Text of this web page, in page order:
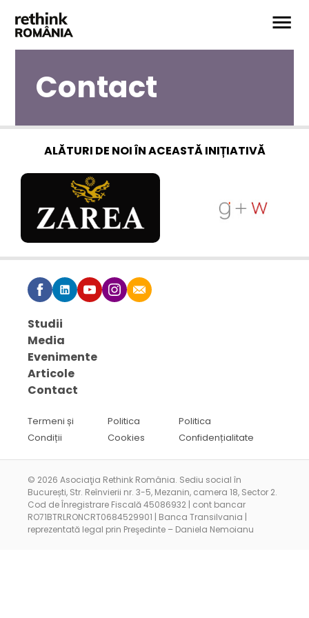
Contact
ALĂTURI DE NOI ÎN ACEASTĂ INIȚIATIVĂ
Studii
Media
Evenimente
Articole
Contact
Termeni și
Condiții
Politica
Cookies
Politica
Confidențialitate
© 2026 Asociaţia Rethink România. Sediu social în
București, Str. Reînvierii nr. 3-5, Mezanin, camera 18, Sector 2.
Cod de Înregistrare Fiscală 45086932 | cont bancar
RO71BTRLRONCRT0684529901 | Banca Transilvania |
reprezentată legal prin Preşedinte – Daniela Nemoianu